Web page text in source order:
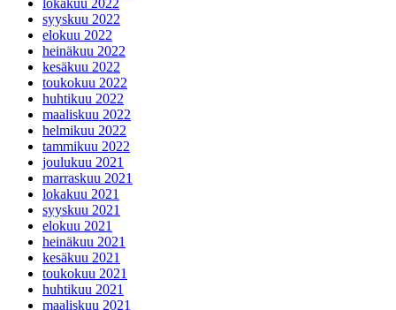
lokakuu 2022
syyskuu 2022
elokuu 2022
heinäkuu 2022
kesäkuu 2022
toukokuu 2022
huhtikuu 2022
maaliskuu 2022
helmikuu 2022
tammikuu 2022
joulukuu 2021
marraskuu 2021
lokakuu 2021
syyskuu 2021
elokuu 2021
heinäkuu 2021
kesäkuu 2021
toukokuu 2021
huhtikuu 2021
maaliskuu 2021